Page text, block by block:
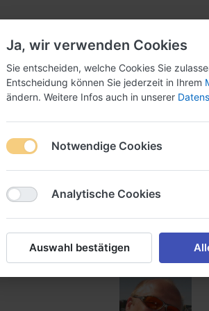
Instrumente
habe ich im 2014Diving4allins
Erfahrung an möglichst viele
Ja, wir verwenden Cookies
Sie entscheiden, welche Cookies Sie
Entscheidung können Sie jederzeit in Ihrem
ändern. Weitere Infos auch in unserer
Notwendige Cookies
Analytische Cookies
Auswahl bestätigen